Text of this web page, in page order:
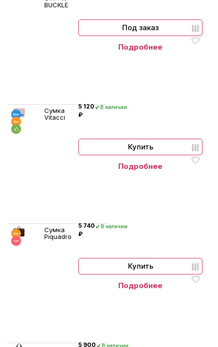
BUCKLE
Под заказ
Подробнее
Сумка
Vitacci
5 120
₽
В наличии
Купить
Подробнее
Сумка
Piquadro
5 740
₽
В наличии
Купить
Подробнее
5 900
В наличии